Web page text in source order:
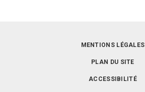
MENTIONS LÉGALES
PLAN DU SITE
ACCESSIBILITÉ